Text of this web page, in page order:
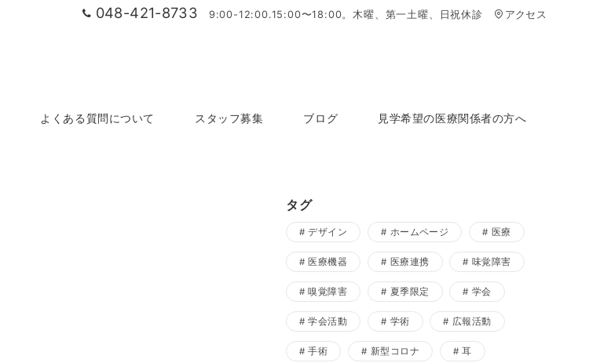
048-421-8733 9:00-12:00.15:00〜18:00。木曜、第一土曜、日祝休診 アクセス
よくある質問について スタッフ募集 ブログ 見学希望の医療関係者の方へ
タグ
デザイン ホームページ 医療
医療機器 医療連携 味覚障害
嗅覚障害 夏季限定 学会
学会活動 学術 広報活動
手術 新型コロナ 耳